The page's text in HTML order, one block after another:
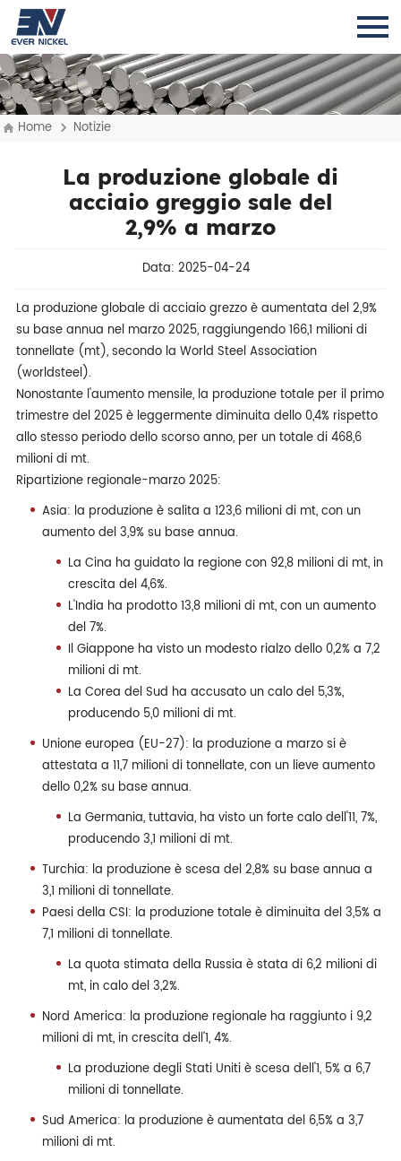
Home Notizie
La produzione globale di
acciaio greggio sale del
2,9% a marzo
Data: 2025-04-24
La produzione globale di acciaio grezzo è aumentata del 2,9%
su base annua nel marzo 2025, raggiungendo 166,1 milioni di
tonnellate (mt), secondo la World Steel Association
(worldsteel).
Nonostante l'aumento mensile, la produzione totale per il primo
trimestre del 2025 è leggermente diminuita dello 0,4% rispetto
allo stesso periodo dello scorso anno, per un totale di 468,6
milioni di mt.
Ripartizione regionale-marzo 2025:
Asia: la produzione è salita a 123,6 milioni di mt, con un
aumento del 3,9% su base annua.
La Cina ha guidato la regione con 92,8 milioni di mt, in
crescita del 4,6%.
L'India ha prodotto 13,8 milioni di mt, con un aumento
del 7%.
Il Giappone ha visto un modesto rialzo dello 0,2% a 7,2
milioni di mt.
La Corea del Sud ha accusato un calo del 5,3%,
producendo 5,0 milioni di mt.
Unione europea (EU-27): la produzione a marzo si è
attestata a 11,7 milioni di tonnellate, con un lieve aumento
dello 0,2% su base annua.
La Germania, tuttavia, ha visto un forte calo dell'11, 7%,
producendo 3,1 milioni di mt.
Turchia: la produzione è scesa del 2,8% su base annua a
3,1 milioni di tonnellate.
Paesi della CSI: la produzione totale è diminuita del 3,5% a
7,1 milioni di tonnellate.
La quota stimata della Russia è stata di 6,2 milioni di
mt, in calo del 3,2%.
Nord America: la produzione regionale ha raggiunto i 9,2
milioni di mt, in crescita dell'1, 4%.
La produzione degli Stati Uniti è scesa dell'1, 5% a 6,7
milioni di tonnellate.
Sud America: la produzione è aumentata del 6,5% a 3,7
milioni di mt.